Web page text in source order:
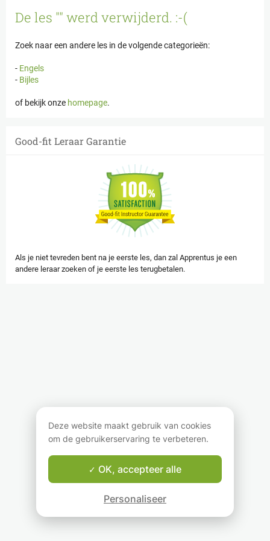
De les "" werd verwijderd. :-(
Zoek naar een andere les in de volgende categorieën:
- Engels
- Bijles
of bekijk onze homepage.
Good-fit Leraar Garantie
Als je niet tevreden bent na je eerste les, dan zal Apprentus je een
andere leraar zoeken of je eerste les terugbetalen.
Deze website maakt gebruik van cookies
om de gebruikerservaring te verbeteren.
OK, accepteer alle
Personaliseer